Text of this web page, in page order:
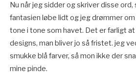
Nu når jeg sidder og skriver disse ord,
fantasien løbe lidt og jeg drømmer
tone i tone som havet. Det er farligt
designs, man bliver jo så fristet. jeg
smukke blå farver, så mon ikke der
mine pinde.